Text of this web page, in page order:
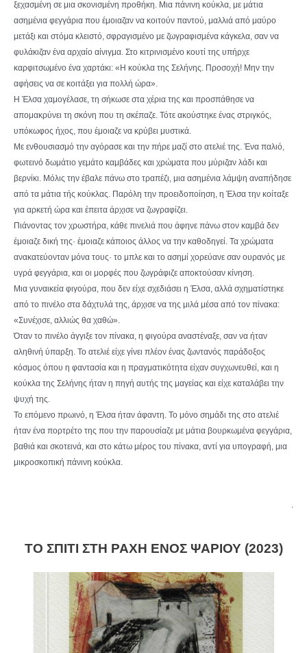
ξεχασμένη σε μια σκονισμένη προθήκη. Μια πάνινη κούκλα, με μάτια
ασημένια φεγγάρια που έμοιαζαν να κοιτούν παντού, μαλλιά από μαύρο
μετάξι και στόμα κλειστό, σφραγισμένο με ζωγραφισμένα κάγκελα, σαν να
φυλάκιζαν ένα αρχαίο αίνιγμα. Στο κιτρινισμένο κουτί της υπήρχε
καρφιτσωμένο ένα χαρτάκι: «Η κούκλα της Σελήνης. Προσοχή! Μην την
αφήσεις να σε κοιτάξει για πολλή ώρα».
Η Έλσα χαμογέλασε, τη σήκωσε στα χέρια της και προσπάθησε να
απομακρύνει τη σκόνη που τη σκέπαζε. Τότε ακούστηκε ένας στριγκός,
υπόκωφος ήχος, που έμοιαζε να κρύβει μυστικά.
Με ενθουσιασμό την αγόρασε και την πήρε μαζί στο ατελιέ της. Ένα παλιό,
φωτεινό δωμάτιο γεμάτο καμβάδες και χρώματα που μύριζαν λάδι και
βερνίκι. Μόλις την έβαλε πάνω στο τραπέζι, μια ασημένια λάμψη αναπήδησε
από τα μάτια τής κούκλας. Παρόλη την προειδοποίηση, η Έλσα την κοίταξε
για αρκετή ώρα και έπειτα άρχισε να ζωγραφίζει.
Πιάνοντας τον χρωστήρα, κάθε πινελιά που άφηνε πάνω στον καμβά δεν
έμοιαζε δική της· έμοιαζε κάποιος άλλος να την καθοδηγεί. Τα χρώματα
ανακατεύονταν μόνα τους· το μπλε και το ασημί χορεύανε σαν ουρανός με
υγρά φεγγάρια, και οι μορφές που ζωγράφιζε αποκτούσαν κίνηση.
Μια γυναικεία φιγούρα, που δεν είχε σχεδιάσει η Έλσα, αλλά σχηματίστηκε
από το πινέλο στα δάχτυλά της, άρχισε να της μιλά μέσα από τον πίνακα:
«Συνέχισε, αλλιώς θα χαθώ».
Όταν το πινέλο άγγιξε τον πίνακα, η φιγούρα αναστέναξε, σαν να ήταν
αληθινή ύπαρξη. Το ατελιέ είχε γίνει πλέον ένας ζωντανός παράδοξος
κόσμος όπου η φαντασία και η πραγματικότητα είχαν συγχωνευθεί, και η
κούκλα της Σελήνης ήταν η πηγή αυτής της μαγείας και είχε καταλάβει την
ψυχή της.
Το επόμενο πρωινό, η Έλσα ήταν άφαντη. Το μόνο σημάδι της στο ατελιέ
ήταν ένα πορτρέτο της που την παρουσίαζε με μάτια βουρκωμένα φεγγάρια,
βαθιά και σκοτεινά, και στο κάτω μέρος του πίνακα, αντί για υπογραφή, μια
μικροσκοπική πάνινη κούκλα.
ΤΟ ΣΠΙΤΙ ΣΤΗ ΡΑΧΗ ΕΝΟΣ ΨΑΡΙΟΥ (2023)